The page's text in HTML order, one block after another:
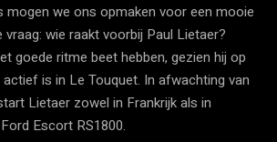
mogen we ons opmaken voor een mooie
wie raakt voorbij Paul Lietaer?
goede ritme beet hebben, gezien hij op
is in Le Touquet. In afwachting van
Lietaer zowel in Frankrijk als in
Escort RS1800.